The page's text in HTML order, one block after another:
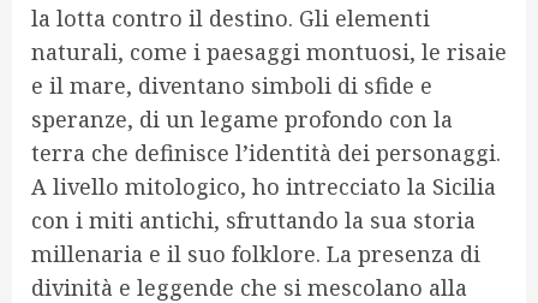
la lotta contro il destino. Gli elementi
naturali, come i paesaggi montuosi, le risaie
e il mare, diventano simboli di sfide e
speranze, di un legame profondo con la
terra che definisce l’identità dei personaggi.
A livello mitologico, ho intrecciato la Sicilia
con i miti antichi, sfruttando la sua storia
millenaria e il suo folklore. La presenza di
divinità e leggende che si mescolano alla